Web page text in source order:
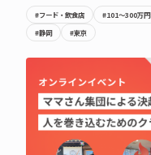
#フード・飲食店 #101〜300万円
#静岡
#東京